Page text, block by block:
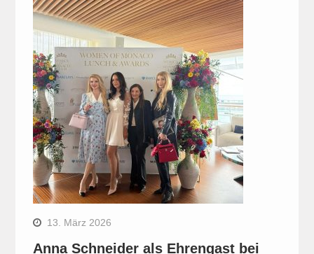
13. März 2026
Anna Schneider als Ehrengast bei